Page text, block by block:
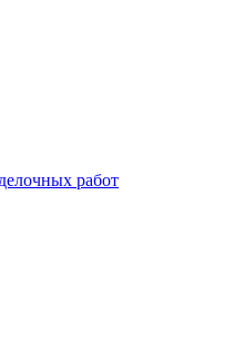
работ